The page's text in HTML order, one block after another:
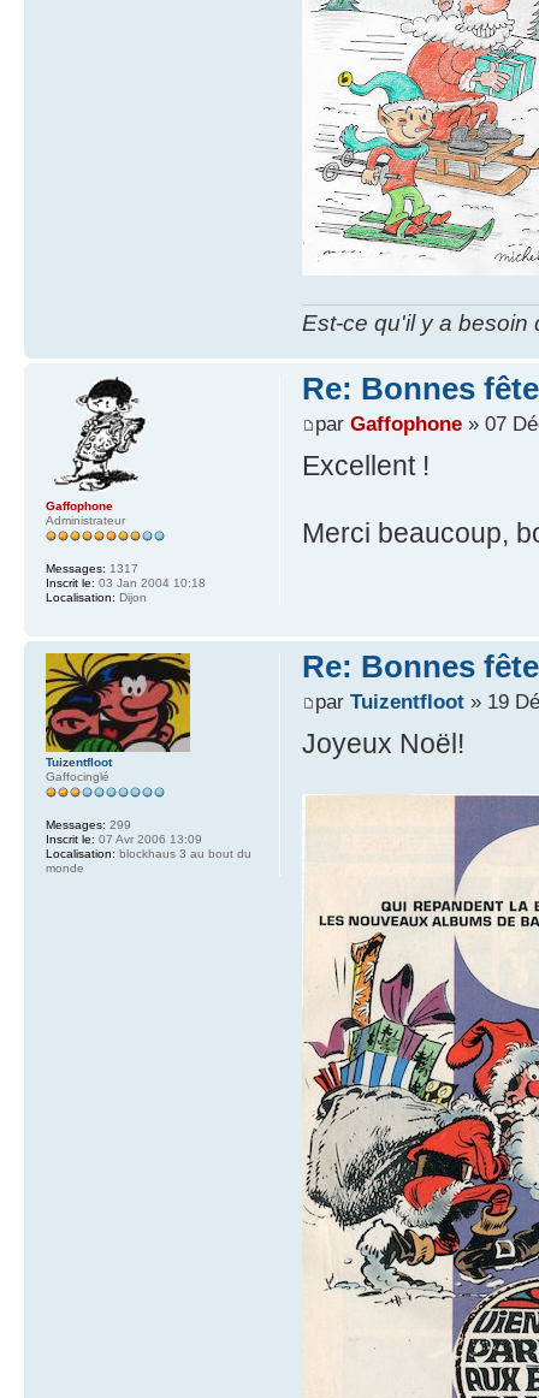
Est-ce qu'il y a besoin
Re: Bonnes
par Gaffophone» 07
Excellent !
Merci beaucoup,
Gaffophone
Administrateur
Messages: 1317
Inscrit le: 03 Jan 2004 10:18
Localisation: Dijon
Re: Bonnes
par Tuizentfloot» 19
Joyeux Noël!
Tuizentfloot
Gaffocinglé
Messages: 299
Inscrit le: 07 Avr 2006 13:09
Localisation: blockhaus 3 au bout du
monde